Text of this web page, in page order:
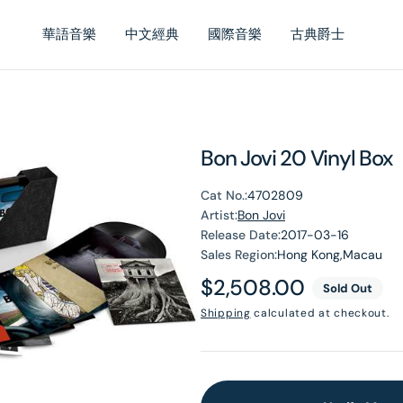
華語音樂 中文經典 國際音樂 古典爵士
Bon Jovi 20 Vinyl Box
Cat No.:4702809
Artist:Bon Jovi
Release Date:2017-03-16
Sales Region:Hong Kong,Macau
Regular
price
$2,508.00 Sold Out
Shipping calculated at checkout.